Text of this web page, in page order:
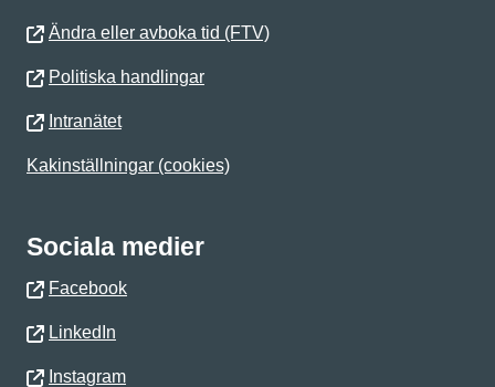
Ändra eller avboka tid (FTV)
Politiska handlingar
Intranätet
Kakinställningar (cookies)
Sociala medier
Facebook
LinkedIn
Instagram